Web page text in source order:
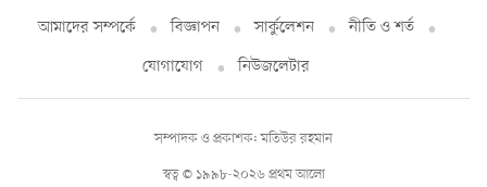
আমাদের সম্পর্কে বিজ্ঞাপন সার্কুলেশন
নীতি ও শর্ত
যোগাযোগ
নিউজলেটার
স্বত্ব © ১৯৯৮-২০২৬ প্রথম আলো
সম্পাদক ও প্রকাশক: মতিউর রহমান